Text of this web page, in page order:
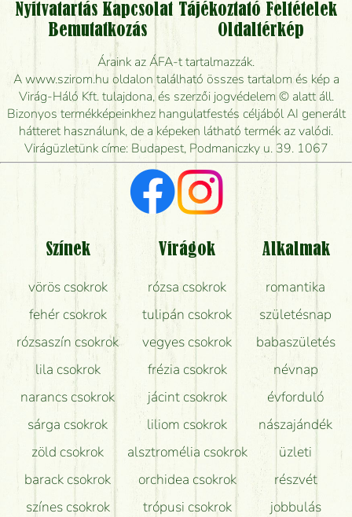
Vidékre is lehet rendelni?
Meddig rendelhetek virágküldést úgy, hogy még ma
kiszállítsák?
Mennyire gyorsan tudják elkészíteni a csokrot, és
mikor tudják leghamarabb kiszállítani?
Vörös rózsát keresek, van önöknél?
Milyen visszajelzést kapok a virágküldésről?
Tényleg azt kapom, ami a képen van?
Mit kell tudni a virágcsokrok szállításáról?
Hogy marad a lehető legtovább friss a csokor?
Tudok adventi koszorút vásárolni boltban?
Nyitvatartás Kapcsolat Tájékoztató Feltételek
Bemutatkozás
Oldaltérkép
Áraink az ÁFA-t tartalmazzák.
A www.szirom.hu oldalon található összes tartalom és kép a
Virág-Háló Kft. tulajdona, és szerzői jogvédelem © alatt áll.
Bizonyos termékképeinkhez hangulatfestés céljából AI generált
hátteret használunk, de a képeken látható termék az valódi.
Virágüzletünk címe: Budapest, Podmaniczky u. 39. 1067
Színek
vörös csokrok
fehér csokrok
rózsaszín csokrok
lila csokrok
narancs csokrok
sárga csokrok
zöld csokrok
barack csokrok
színes csokrok
Virágok
rózsa csokrok
tulipán csokrok
vegyes csokrok
frézia csokrok
jácint csokrok
liliom csokrok
alsztromélia csokrok
orchidea csokrok
trópusi csokrok
Alkalmak
romantika
születésnap
babaszületés
névnap
évforduló
nászajándék
üzleti
részvét
jobbulás